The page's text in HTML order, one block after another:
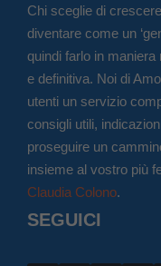
Chi sceglie di
diventare come un
quindi farlo in
e definitiva. Noi di
utenti un servizio
consigli utili,
proseguire un
insieme al vostro più
Claudia Colono.
SEGUICI